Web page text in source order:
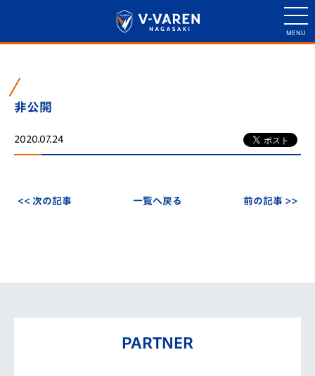
非公開
2020.07.24
<< 次の記事 一覧へ戻る 前の記事 >>
PARTNER